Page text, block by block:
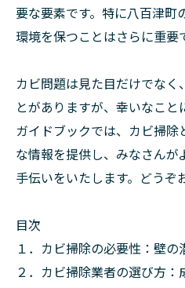
要な要素です。特に八百津町
環境を保つことはさらに重要
カビ問題は見た目だけでな
とがありますが、幸いなこ
ガイドブックでは、カビ掃
な情報を提供し、みなさん
手伝いをいたします。どうぞ
目次
１．カビ掃除の必要性：壁の
２．カビ掃除業者の選び方：